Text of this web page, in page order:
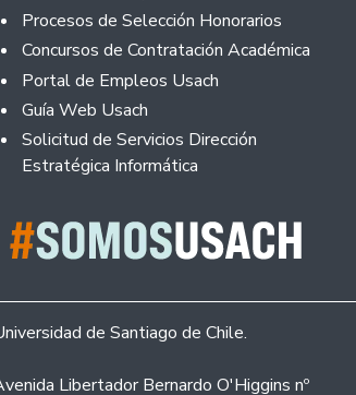
Procesos de Selección Honorarios
Concursos de Contratación Académica
Portal de Empleos Usach
Guía Web Usach
Solicitud de Servicios Dirección
Estratégica Informática
de Santiago de Chile.
Libertador Bernardo O'Higgins nº